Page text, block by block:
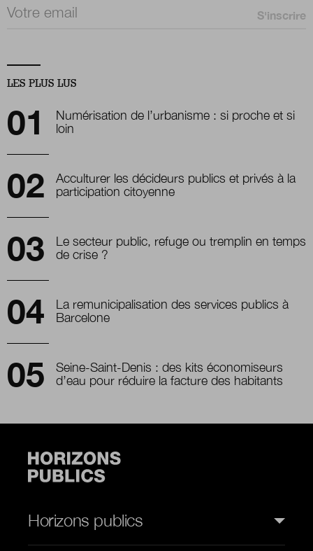
Email *
LES PLUS LUS
Numérisation de l’urbanisme : si proche et si
loin
Acculturer les décideurs publics et privés à la
participation citoyenne
Le secteur public, refuge ou tremplin en temps
de crise ?
La remunicipalisation des services publics à
Barcelone
Seine-Saint-Denis : des kits économiseurs
d’eau pour réduire la facture des habitants
Horizons publics